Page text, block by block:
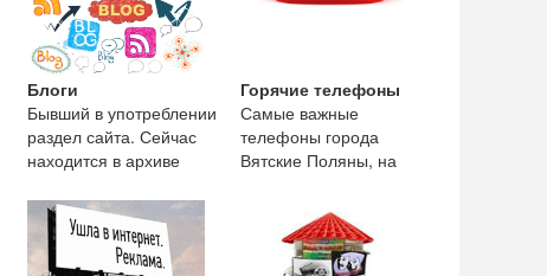
Блоги
Бывший в употреблении
раздел сайта. Сейчас
находится в архиве
поисковой оптимизаци
Горячие телефоны
Самые важные
телефоны города
Вятские Поляны, на
телефоны экстренных
служб и те